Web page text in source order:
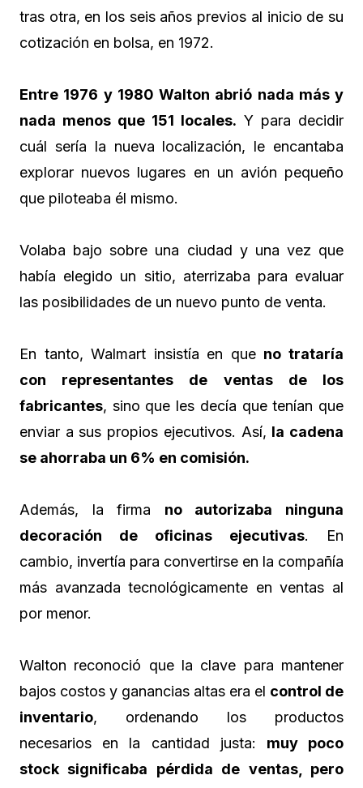
tras otra, en los seis años previos al inicio de su
cotización en bolsa, en 1972.
Entre 1976 y 1980 Walton abrió nada más y
nada menos que 151 locales. Y para decidir
cuál sería la nueva localización, le encantaba
explorar nuevos lugares en un avión pequeño
que piloteaba él mismo.
Volaba bajo sobre una ciudad y una vez que
había elegido un sitio, aterrizaba para evaluar
las posibilidades de un nuevo punto de venta.
En tanto, Walmart insistía en que no trataría
con representantes de ventas de los
fabricantes, sino que les decía que tenían que
enviar a sus propios ejecutivos. Así, la cadena
se ahorraba un 6% en comisión.
Además, la firma no autorizaba ninguna
decoración de oficinas ejecutivas. En
cambio, invertía para convertirse en la compañía
más avanzada tecnológicamente en ventas al
por menor.
Walton reconoció que la clave para mantener
bajos costos y ganancias altas era el control de
inventario, ordenando los productos
necesarios en la cantidad justa: muy poco
stock significaba pérdida de ventas, pero